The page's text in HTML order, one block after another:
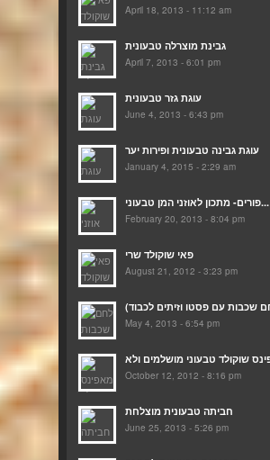
April 18, 2013 - 11:12 am
גבינת מוצרלה טבעונית
April 7, 2013 - 6:01 pm
עוגת גזר טבעונית
June 4, 2013 - 6:43 pm
עוגת גבינה טבעונית ופירות יער
January 4, 2015 - 2:29 am
פורים- מתכון לאוזני המן טבעוני...
February 20, 2013 - 8:04 pm
פאי שוקולד שרי
August 21, 2012 - 3:23 pm
May 4, 2013 - 6:54 pm
October 12, 2012 - 8:16 pm
חביתה טבעונית מוצלחת
June 25, 2013 - 5:26 pm